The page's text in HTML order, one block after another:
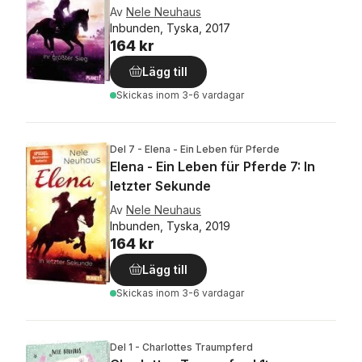
Av Nele Neuhaus
Inbunden, Tyska, 2017
164 kr
Lägg till
Skickas inom 3-6 vardagar
Del 7 - Elena - Ein Leben für Pferde
Elena - Ein Leben für Pferde 7: In
letzter Sekunde
Av Nele Neuhaus
Inbunden, Tyska, 2019
164 kr
Lägg till
Skickas inom 3-6 vardagar
Del 1 - Charlottes Traumpferd